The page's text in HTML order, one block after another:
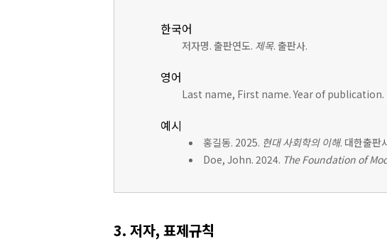
한국어
저자명. 출판연도. 제목. 출판사.
영어
Last name, First name. Year of publication.
예시
홍길동. 2025. 현대 사회학의 이해. 대한출판
Doe, John. 2024. The Foundation of
3. 저자, 표제규칙